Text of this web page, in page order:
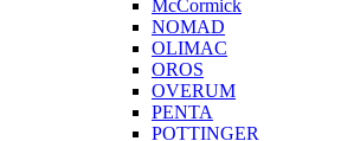
McCormick
NOMAD
OLIMAC
OROS
OVERUM
PENTA
POTTINGER